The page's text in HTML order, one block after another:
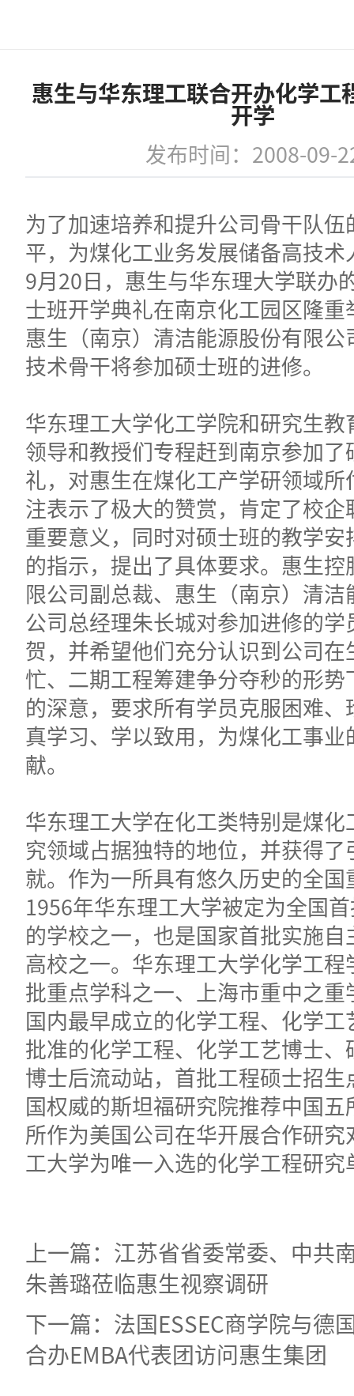
惠生与华东理工联合开办化学工
开学
发布时间：2008-09-
为了加速培养和提升公司骨干队
平，为煤化工业务发展储备高技
9月20日，惠生与华东理大学联办
士班开学典礼在南京化工园区隆
惠生（南京）清洁能源股份有限
技术骨干将参加硕士班的进修。
华东理工大学化工学院和研究生
领导和教授们专程赶到南京参加
礼，对惠生在煤化工产学研领域
注表示了极大的赞赏，肯定了校
重要意义，同时对硕士班的教学
的指示，提出了具体要求。惠生
限公司副总裁、惠生（南京）清
公司总经理朱长城对参加进修的
贺，并希望他们充分认识到公司在
忙、二期工程筹建争分夺秒的形
的深意，要求所有学员克服困难
真学习、学以致用，为煤化工事
献。
华东理工大学在化工类特别是煤
究领域占据独特的地位，并获得
就。作为一所具有悠久历史的全国
1956年华东理工大学被定为全国
的学校之一，也是国家首批实施
高校之一。华东理工大学化学工
批重点学科之一、上海市重中之
国内最早成立的化学工程、化学
批准的化学工程、化学工艺博士
博士后流动站，首批工程硕士招
国权威的斯坦福研究院推荐中国
所作为美国公司在华开展合作研
工大学为唯一入选的化学工程研究
上一篇：江苏省省委常委、中共
朱善璐莅临惠生视察调研
下一篇：法国ESSEC商学院与德
合办EMBA代表团访问惠生集团